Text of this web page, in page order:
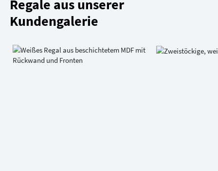
Regale aus unserer
Kundengalerie